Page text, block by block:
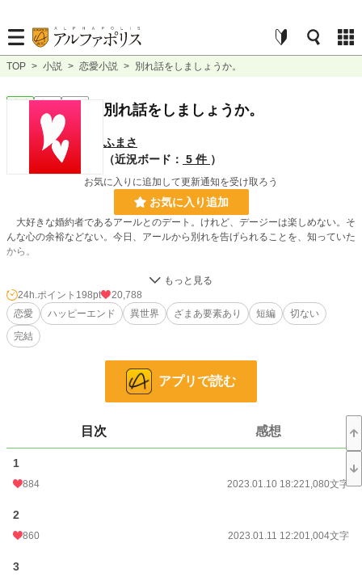
TOP > 小説 > 恋愛小説 > 別れ話をしましょうか。
完結 短編 別れ話をしましょうか。
ふまさ
（近況ボード： 5 件 ）
お気に入りに追加して更新通知を受け取ろう
お気に入り追加
大好きな婚約者であるアールとのデート。けれど、デージーは楽しめない。そ
んな心の余裕などない。今日、アールから別れを告げられることを、知っていた
から。
お芝居を見て、昼食もすませた。でも、アールはまだ別れ話を口にしない。
──あなたは優しい。だからきっと、言えないのですね。わたしを哀しませて
しまうから。わたしがあなたを愛していることを、知っているから。
でも。その優しさが、いまは辛い。
だからいっそ、わたしから告げてしまおう。
「お別れしましょう、アール様」
デージーの声は、少しだけ、震えていた。
小説
24h.ポイント 198pt
20,788
恋愛
ハッピーエンド 異世界 ざまあ要素あり 短編
切ない
完結
アプリで読む
目次 感想
1
884 2023.01.10 18:221,080文字
2
860 2023.01.11 12:201,004文字
3